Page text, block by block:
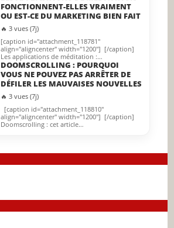
FONCTIONNENT-ELLES VRAIMENT
OU EST-CE DU MARKETING BIEN FAIT
🔥 3 vues (7j)
[caption id="attachment_118781"
align="aligncenter" width="1200"] [/caption]
Les applications de méditation :…
DOOMSCROLLING : POURQUOI
VOUS NE POUVEZ PAS ARRÊTER DE
DÉFILER LES MAUVAISES NOUVELLES
🔥 3 vues (7j)
[caption id="attachment_118810"
align="aligncenter" width="1200"] [/caption]
Doomscrolling : cet article…